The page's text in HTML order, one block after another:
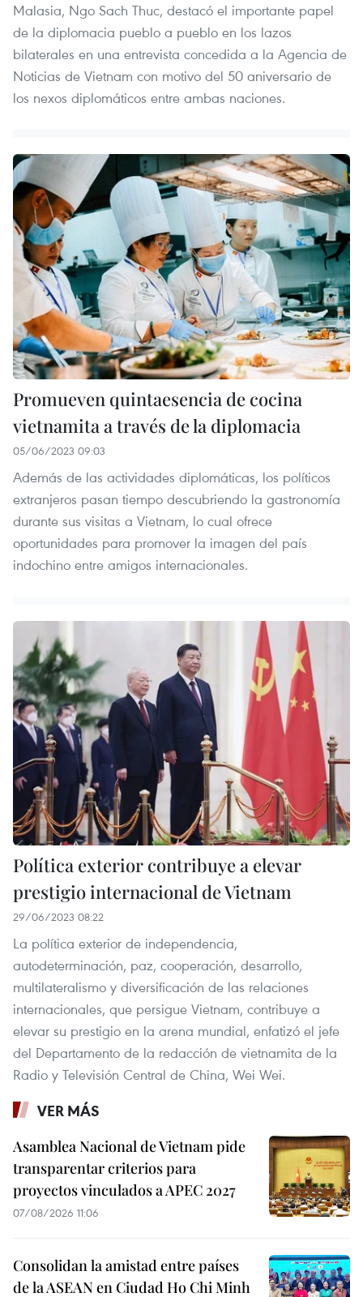
Malasia, Ngo Sach Thuc, destacó el importante papel
de la diplomacia pueblo a pueblo en los lazos
bilaterales en una entrevista concedida a la Agencia de
Noticias de Vietnam con motivo del 50 aniversario de
los nexos diplomáticos entre ambas naciones.
Promueven quintaesencia de cocina
vietnamita a través de la diplomacia
05/06/2023 09:03
Además de las actividades diplomáticas, los políticos
extranjeros pasan tiempo descubriendo la gastronomía
durante sus visitas a Vietnam, lo cual ofrece
oportunidades para promover la imagen del país
indochino entre amigos internacionales.
Política exterior contribuye a elevar
prestigio internacional de Vietnam
29/06/2023 08:22
La política exterior de independencia,
autodeterminación, paz, cooperación, desarrollo,
multilateralismo y diversificación de las relaciones
internacionales, que persigue Vietnam, contribuye a
elevar su prestigio en la arena mundial, enfatizó el jefe
del Departamento de la redacción de vietnamita de la
Radio y Televisión Central de China, Wei Wei.
VER MÁS
Asamblea Nacional de Vietnam pide
transparentar criterios para
proyectos vinculados a APEC 2027
07/08/2026 11:06
Consolidan la amistad entre países
de la ASEAN en Ciudad Ho Chi Minh